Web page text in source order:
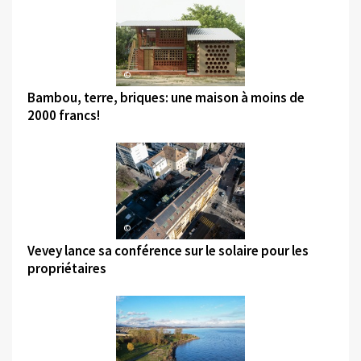
©
Bambou, terre, briques: une maison à moins de
2000 francs!
©
Vevey lance sa conférence sur le solaire pour les
propriétaires